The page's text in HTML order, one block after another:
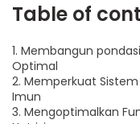
Table of
1. Membangun
Optimal
2. Memperkuat
Imun
3. Mengoptimalkan